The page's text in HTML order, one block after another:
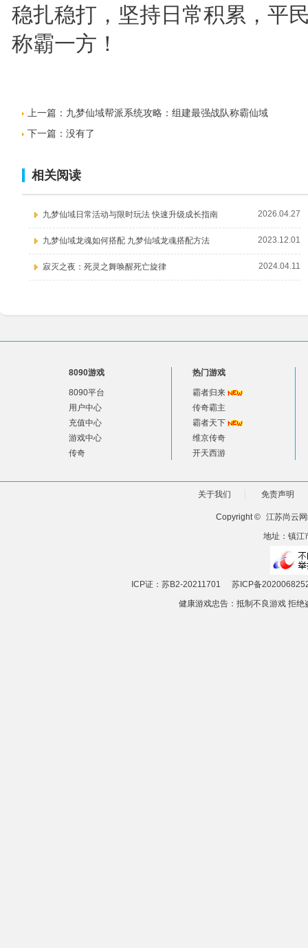
稳扎稳打，坚持日常积累，平
称霸一方！
上一篇： 九梦仙域帮派系统攻略：组建最强战队称霸仙域
下一篇：没有了
相关阅读
九梦仙域日常活动与限时玩法 快速升级成长指南 2026.04.27
九梦仙域龙魂如何搭配 九梦仙域龙魂搭配方法 2023.12.01
寂灭之夜：死灵之舞唤醒死亡旋律 2024.04.11
8090游戏
8090平台
用户中心
充值中心
游戏中心
传奇
热门游戏
霸者归来
传奇霸主
霸者天下
维京传奇
开天西游
关于我们 免责声明
Copyright © 江苏尚云
地址：镇江
ICP证：苏B2-20211701
苏ICP备
健康游戏忠告：抵制不良游戏 拒